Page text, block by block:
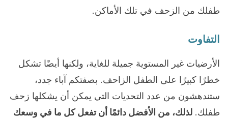
طفلك من الزحف في تلك الأماكن.
التفاوت
الأرضيات غير المستوية جميلة للغاية، ولكنها أيضًا تشكل
خطرًا كبيرًا على الطفل الزاحف. بصفتكم آباء جدد،
ستندهشون من عدد التحديات التي يمكن أن يشكلها زحف
طفلك. لذلك، من الأفضل دائمًا أن تفعل كل ما في وسعك